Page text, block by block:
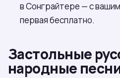
в Сонграйтере — с
первая бесплатно.
Застольные
народные